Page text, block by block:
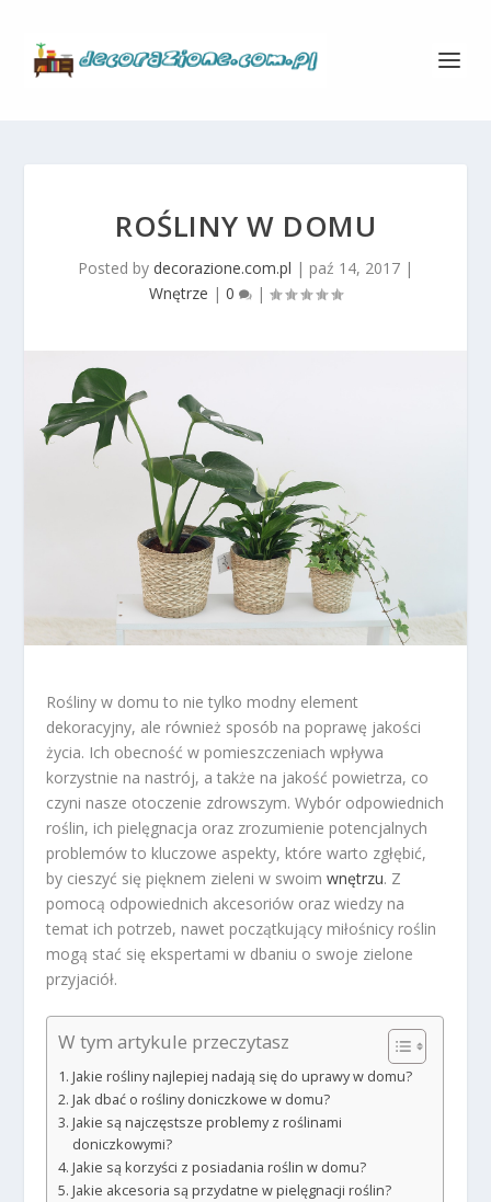
ROŚLINY W DOMU
Posted by decorazione.com.pl | paź 14, 2017 |
Wnętrze | 0 |
Rośliny w domu to nie tylko modny element
dekoracyjny, ale również sposób na poprawę jakości
życia. Ich obecność w pomieszczeniach wpływa
korzystnie na nastrój, a także na jakość powietrza, co
czyni nasze otoczenie zdrowszym. Wybór odpowiednich
roślin, ich pielęgnacja oraz zrozumienie potencjalnych
problemów to kluczowe aspekty, które warto zgłębić,
by cieszyć się pięknem zieleni w swoimwnętrzu. Z
pomocą odpowiednich akcesoriów oraz wiedzy na
temat ich potrzeb, nawet początkujący miłośnicy roślin
mogą stać się ekspertami w dbaniu o swoje zielone
przyjaciół.
W tym artykule przeczytasz
Jakie rośliny najlepiej nadają się do uprawy w domu?
Jak dbać o rośliny doniczkowe w domu?
Jakie są najczęstsze problemy z roślinami
doniczkowymi?
Jakie są korzyści z posiadania roślin w domu?
Jakie akcesoria są przydatne w pielęgnacji roślin?